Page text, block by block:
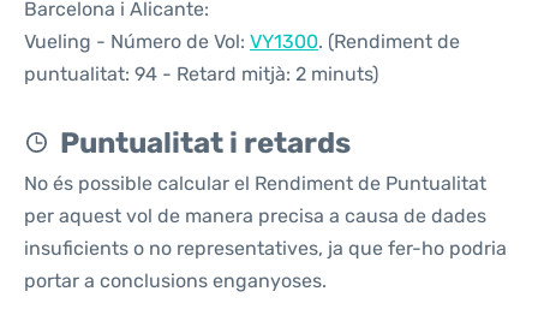
Barcelona i Alicante:
Vueling - Número de Vol: VY1300. (Rendiment de
puntualitat: 94 - Retard mitjà: 2 minuts)
Puntualitat i retards
No és possible calcular el Rendiment de Puntualitat
per aquest vol de manera precisa a causa de dades
insuficients o no representatives, ja que fer-ho podria
portar a conclusions enganyoses.